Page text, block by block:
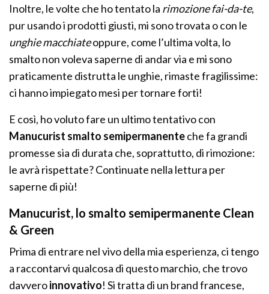
Inoltre, le volte che ho tentato la rimozione fai-da-te,
pur usando i prodotti giusti, mi sono trovata o con le
unghie macchiateoppure, come l’ultima volta, lo
smalto non voleva saperne di andar via e mi sono
praticamente distrutta le unghie, rimaste fragilissime:
ci hanno impiegato mesi per tornare forti!
E così, ho voluto fare un ultimo tentativo con
Manucurist smalto semipermanenteche fa grandi
promesse sia di durata che, soprattutto, di rimozione:
le avrà rispettate? Continuate nella lettura per
saperne di più!
Manucurist, lo smalto semipermanente Clean
& Green
Prima di entrare nel vivo della mia esperienza, ci tengo
a raccontarvi qualcosa di questo marchio, che trovo
davveroinnovativo! Si tratta di un brand francese,